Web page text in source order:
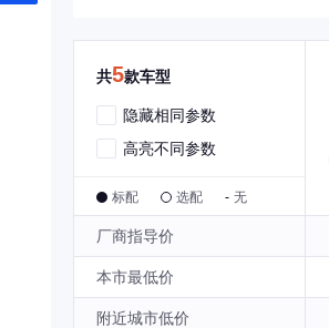
共5款车型
隐藏相同参数
高亮不同参数
标配 选配 - 无
厂商指导价
本市最低价
附近城市低价